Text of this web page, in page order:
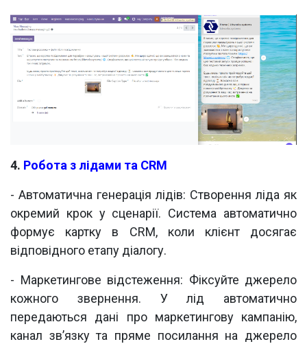
4. Робота з лідами та CRM
- Автоматична генерація лідів: Створення ліда як
окремий крок у сценарії. Система автоматично
формує картку в CRM, коли клієнт досягає
відповідного етапу діалогу.
- Маркетингове відстеження: Фіксуйте джерело
кожного звернення. У лід автоматично
передаються дані про маркетингову кампанію,
канал зв’язку та пряме посилання на джерело